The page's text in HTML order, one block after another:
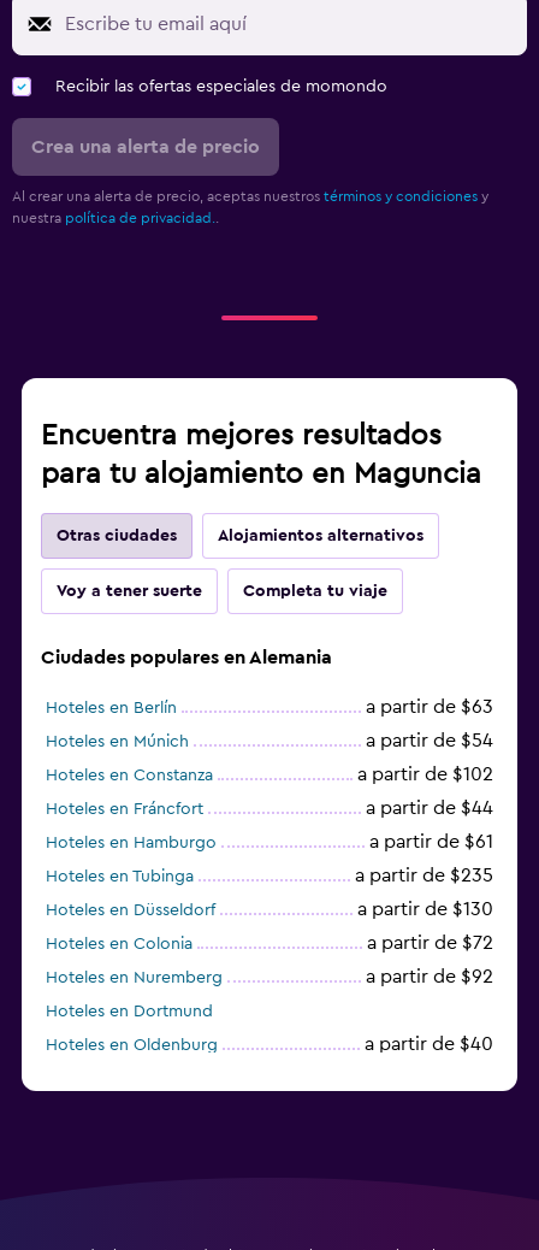
Recibir las ofertas especiales de momondo
Crea una alerta de precio
Al crear una alerta de precio, aceptas nuestros términos y condiciones y
nuestra política de privacidad.
Encuentra mejores resultados
para tu alojamiento en Maguncia
Otras ciudades Alojamientos alternativos
Voy a tener suerte Completa tu viaje
Ciudades populares en Alemania
Hoteles en Berlín a partir de $63
Hoteles en Múnich a partir de $54
Hoteles en Constanza a partir de $102
Hoteles en Fráncfort a partir de $44
Hoteles en Hamburgo a partir de $61
Hoteles en Tubinga a partir de $235
Hoteles en Düsseldorf a partir de $130
Hoteles en Colonia a partir de $72
Hoteles en Nuremberg a partir de $92
Hoteles en Dortmund
Hoteles en Oldenburg
a partir de $40